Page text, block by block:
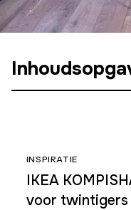
INSPIRATIE
IKEA
voor twintigers